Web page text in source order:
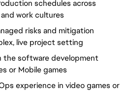
schedules across
work cultures
risks and mitigation
live project setting
the software development
or Mobile games
experience in video games or